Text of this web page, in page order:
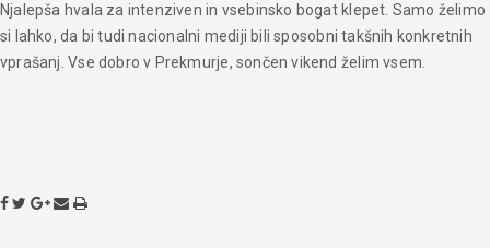
Njalepša hvala za intenziven in vsebinsko bogat klepet. Samo želimo
si lahko, da bi tudi nacionalni mediji bili sposobni takšnih konkretnih
vprašanj. Vse dobro v Prekmurje, sončen vikend želim vsem.